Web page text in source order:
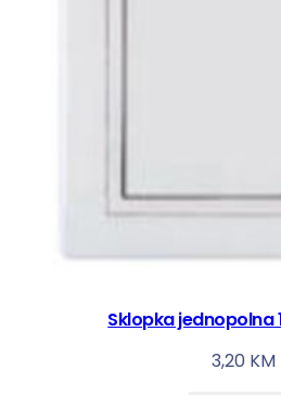
Sklopka jednopolna
3,20 KM